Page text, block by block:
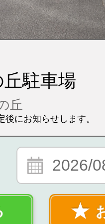
駐車場
丘
にお知らせします。
2026/